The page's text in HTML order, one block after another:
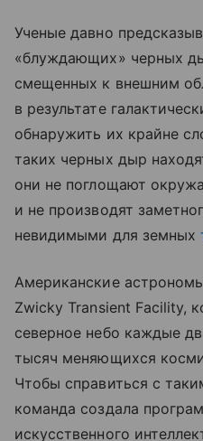
Ученые давно
«блуждающих» черных
смещенных к внешним
в результате
обнаружить их крайне
таких черных дыр
они не поглощают
и не производят
невидимыми для земных
Американские
Zwicky Transient Facility,
северное небо каждые
тысяч меняющихся
Чтобы справиться с
команда создала
искусственного